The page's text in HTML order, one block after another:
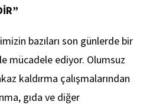
bazıları son günlerde bir
mücadele ediyor. Olumsuz
kaldırma çalışmalarından
gıda ve diğer